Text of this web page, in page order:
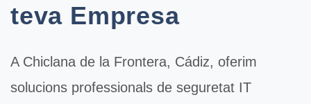
teva Empresa
A Chiclana de la Frontera, Cádiz, oferim
solucions professionals de seguretat IT